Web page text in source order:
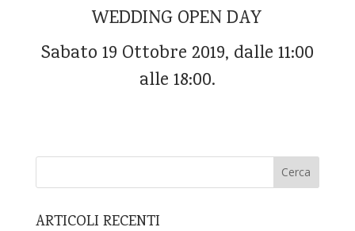
WEDDING OPEN DAY
Sabato 19 Ottobre 2019, dalle 11:00
alle 18:00.
ARTICOLI RECENTI